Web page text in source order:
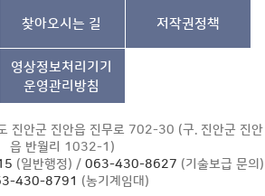
찾아오시는 길 저작권정책
영상정보처리기기
운영관리방침
진안군 진안읍 진무로 702-30 (구. 진안군 진안
읍 반월리 1032-1)
(일반행정) / 063-430-8627 (기술보급 문의)
430-8791 (농기계임대)